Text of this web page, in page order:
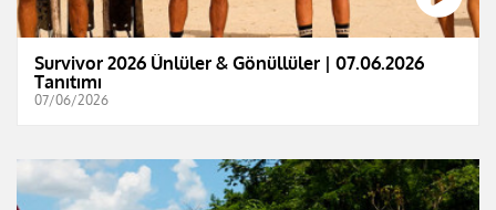
Survivor 2026 Ünlüler & Gönüllüler | 07.06.2026
Tanıtımı
07/06/2026